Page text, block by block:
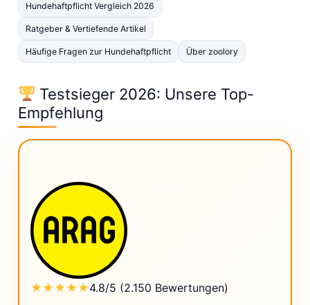
Hundehaftpflicht Vergleich 2026
Ratgeber & Vertiefende Artikel
Häufige Fragen zur Hundehaftpflicht Über zoolory
Testsieger 2026: Unsere Top-
Empfehlung
★★★★★4.8/5 (2.150 Bewertungen)